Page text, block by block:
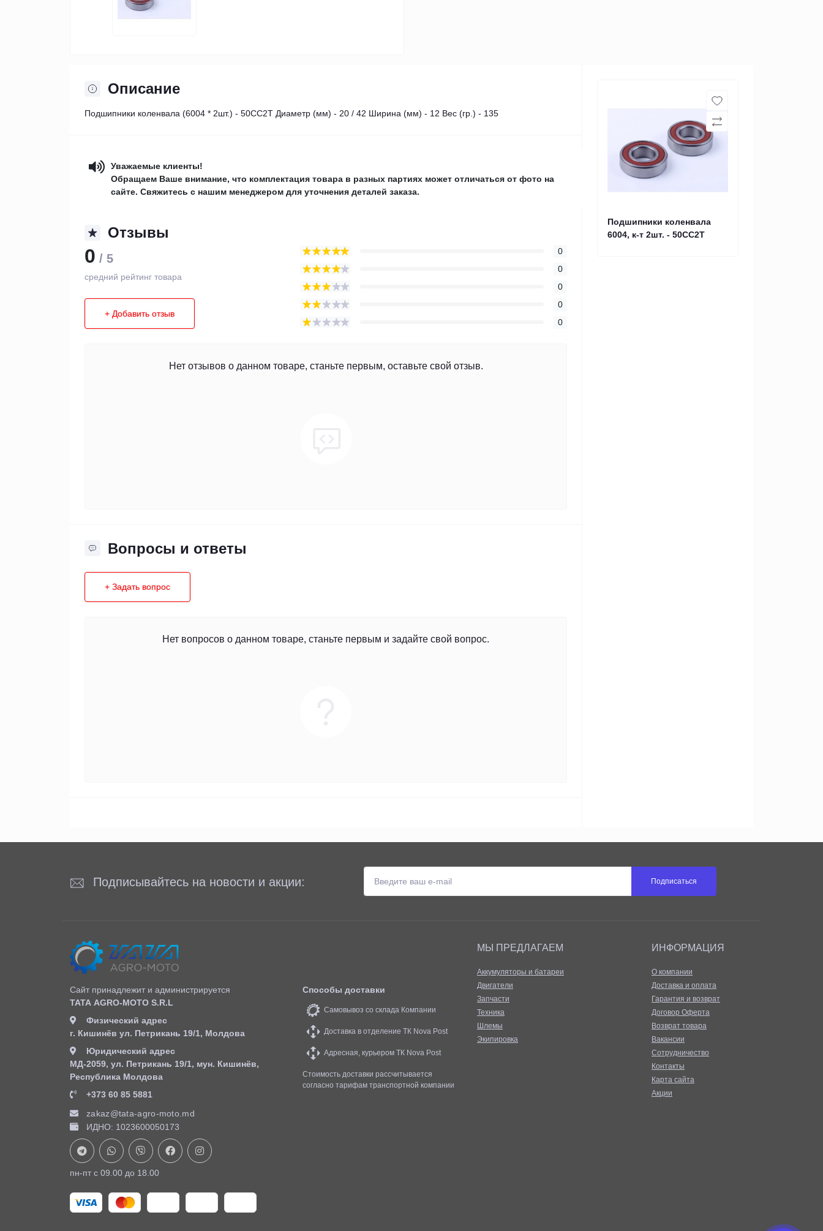
Описание
Подшипники коленвала (6004 * 2шт.) - 50CC2T Диаметр (мм) - 20 / 42 Ширина (мм) - 12 Вес (гр.) - 135
Уважаемые клиенты!
Обращаем Ваше внимание, что комплектация товара в разных партиях может отличаться от фото на
сайте. Свяжитесь с нашим менеджером для уточнения деталей заказа.
Отзывы
0 / 5
средний рейтинг товара
+ Добавить отзыв
0
0
0
0
0
Нет отзывов о данном товаре, станьте первым, оставьте свой отзыв.
Вопросы и ответы
+ Задать вопрос
Нет вопросов о данном товаре, станьте первым и задайте свой вопрос.
Подшипники коленвала
6004, к-т 2шт. - 50CC2T
Подписывайтесь на новости и акции: Подписаться
Сайт принадлежит и администрируется
ТАТА AGRO-MOTO S.R.L
Физический адрес
г. Кишинёв ул. Петрикань 19/1, Молдова
Юридический адрес
MД-2059, ул. Петрикань 19/1, мун. Кишинёв,
Республика Молдова
+373 60 85 5881
zakaz@tata-agro-moto.md
ИДНО: 1023600050173
пн-пт с 09.00 до 18.00
Способы доставки
Самовывоз со склада Компании
Доставка в отделение ТК Nova Post
Адресная, курьером ТК Nova Post
Стоимость доставки рассчитывается
согласно тарифам транспортной компании
МЫ ПРЕДЛАГАЕМ
Аккумуляторы и батареи
Двигатели
Запчасти
Техника
Шлемы
Экипировка
ИНФОРМАЦИЯ
О компании
Доставка и оплата
Гарантия и возврат
Договор Оферта
Возврат товара
Вакансии
Сотрудничество
Контакты
Карта сайта
Акции